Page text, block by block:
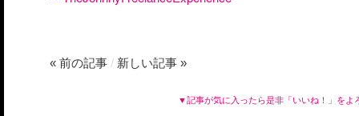
« 前の記事 / 新しい記事 »
▼記事が気に入ったら是非「いいね！」をよ